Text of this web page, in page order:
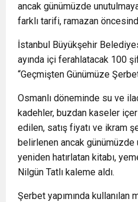
ancak günümüzde
farklı tarifi, ramazan
İstanbul Büyükşehir
ayında içi ferahlatacak 100
“Geçmişten Günümüze
Osmanlı döneminde su ve
kadehler, buzdan kaseler
edilen, satış fiyatı ve ikram
belirlenen ancak günümüzde
yeniden hatırlatan kitabı,
Nilgün Tatlı kaleme aldı.
Şerbet yapımında